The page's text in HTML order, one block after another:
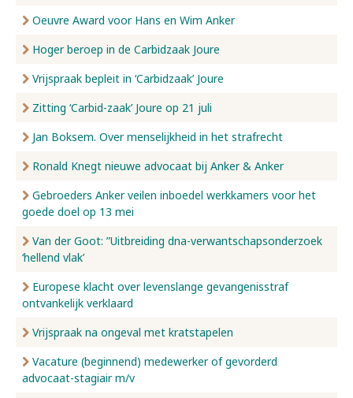
Oeuvre Award voor Hans en Wim Anker
Hoger beroep in de Carbidzaak Joure
Vrijspraak bepleit in ‘Carbidzaak’ Joure
Zitting ‘Carbid-zaak’ Joure op 21 juli
Jan Boksem. Over menselijkheid in het strafrecht
Ronald Knegt nieuwe advocaat bij Anker & Anker
Gebroeders Anker veilen inboedel werkkamers voor het
goede doel op 13 mei
Van der Goot: ”Uitbreiding dna-verwantschapsonderzoek
‘hellend vlak’
Europese klacht over levenslange gevangenisstraf
ontvankelijk verklaard
Vrijspraak na ongeval met kratstapelen
Vacature (beginnend) medewerker of gevorderd
advocaat-stagiair m/v